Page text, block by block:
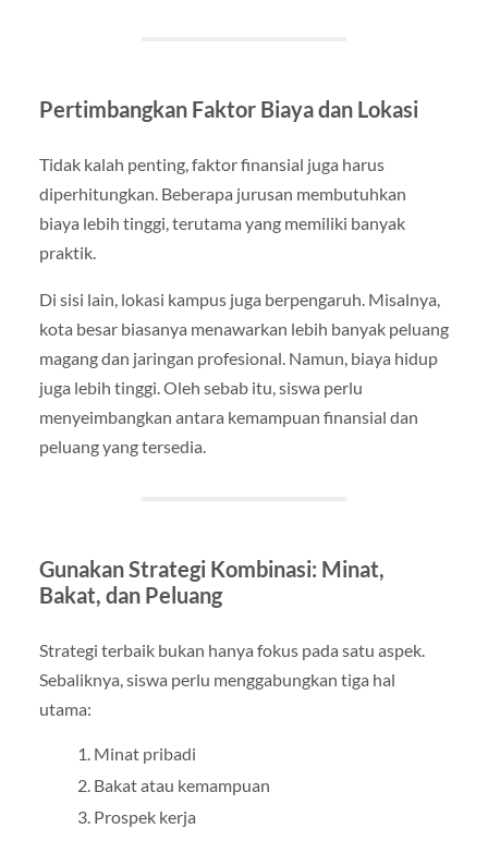
Pertimbangkan Faktor Biaya dan Lokasi
Tidak kalah penting, faktor finansial juga harus
diperhitungkan. Beberapa jurusan membutuhkan
biaya lebih tinggi, terutama yang memiliki banyak
praktik.
Di sisi lain, lokasi kampus juga berpengaruh. Misalnya,
kota besar biasanya menawarkan lebih banyak peluang
magang dan jaringan profesional. Namun, biaya hidup
juga lebih tinggi. Oleh sebab itu, siswa perlu
menyeimbangkan antara kemampuan finansial dan
peluang yang tersedia.
Gunakan Strategi Kombinasi: Minat,
Bakat, dan Peluang
Strategi terbaik bukan hanya fokus pada satu aspek.
Sebaliknya, siswa perlu menggabungkan tiga hal
utama:
Minat pribadi
Bakat atau kemampuan
Prospek kerja